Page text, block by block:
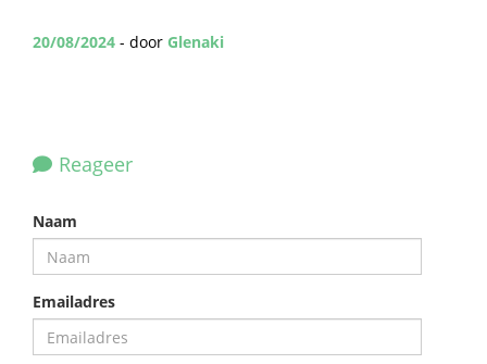
20/08/2024 - door Glenaki
Reageer
Naam
Emailadres